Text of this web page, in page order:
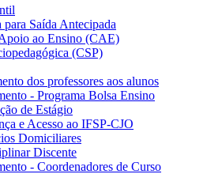
Saída Antecipada
ao Ensino (CAE)
(CSP)
dos professores aos alunos
- Programa Bolsa Ensino
de Estágio
e Acesso ao IFSP-CJO
Domiciliares
Discente
- Coordenadores de Curso